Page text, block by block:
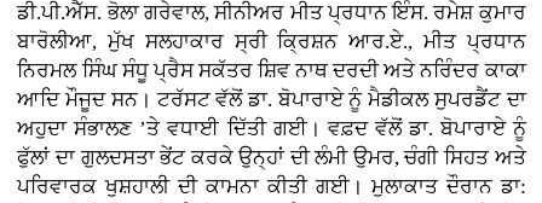
ਡੀ.ਪੀ.ਐੱਸ. ਭੋਲਾ ਗਰੇਵਾਲ, ਸੀਨੀਅਰ ਮੀਤ ਪ੍ਰਧਾਨ ਇੰਸ. ਰਮੇਸ਼ ਕੁਮਾਰ
ਬਾਰੋਲੀਆ, ਮੁੱਖ ਸਲਹਾਕਾਰ ਸ੍ਰੀ ਕ੍ਰਿਸ਼ਨ ਆਰ.ਏ., ਮੀਤ ਪ੍ਰਧਾਨ
ਨਿਰਮਲ ਸਿੰਘ ਸੰਧੂ ਪ੍ਰੈਸ ਸਕੱਤਰ ਸ਼ਿਵ ਨਾਥ ਦਰਦੀ ਅਤੇ ਨਰਿੰਦਰ ਕਾਕਾ
ਆਦਿ ਮੌਜੂਦ ਸਨ। ਟਰੱਸਟ ਵੱਲੋਂ ਡਾ. ਬੋਪਾਰਾਏ ਨੂੰ ਮੈਡੀਕਲ ਸੁਪਰਡੈਂਟ ਦਾ
ਅਹੁਦਾ ਸੰਭਾਲਣ ’ਤੇ ਵਧਾਈ ਦਿੱਤੀ ਗਈ। ਵਫ਼ਦ ਵੱਲੋਂ ਡਾ. ਬੋਪਾਰਾਏ ਨੂੰ
ਫੁੱਲਾਂ ਦਾ ਗੁਲਦਸਤਾ ਭੇਂਟ ਕਰਕੇ ਉਨ੍ਹਾਂ ਦੀ ਲੰਮੀ ਉਮਰ, ਚੰਗੀ ਸਿਹਤ ਅਤੇ
ਪਰਿਵਾਰਕ ਖੁਸ਼ਹਾਲੀ ਦੀ ਕਾਮਨਾ ਕੀਤੀ ਗਈ। ਮੁਲਾਕਾਤ ਦੌਰਾਨ ਡਾ: